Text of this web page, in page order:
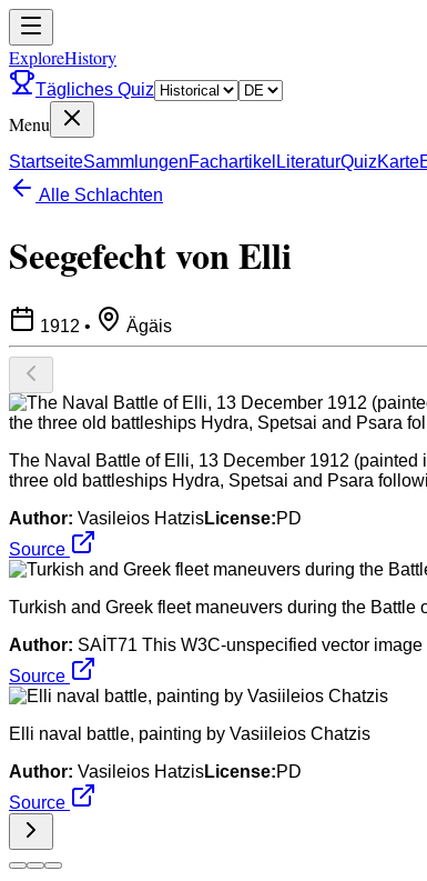
ExploreHistory
Tägliches Quiz
Menu
StartseiteSammlungenFachartikel LiteraturQuizKarte
Alle Schlachten
Seegefecht von Elli
1912 • Ägäis
The Naval Battle of Elli, 13 December 1912
three old battleships Hydra, Spetsai and Psara
Author: Vasileios HatzisLicense:PD
Source
Turkish and Greek fleet maneuvers during the Battle
Author: SAİT71 This W3C-unspecified vector
Source
Elli naval battle, painting by Vasiileios Chatzis
Author: Vasileios HatzisLicense:PD
Source